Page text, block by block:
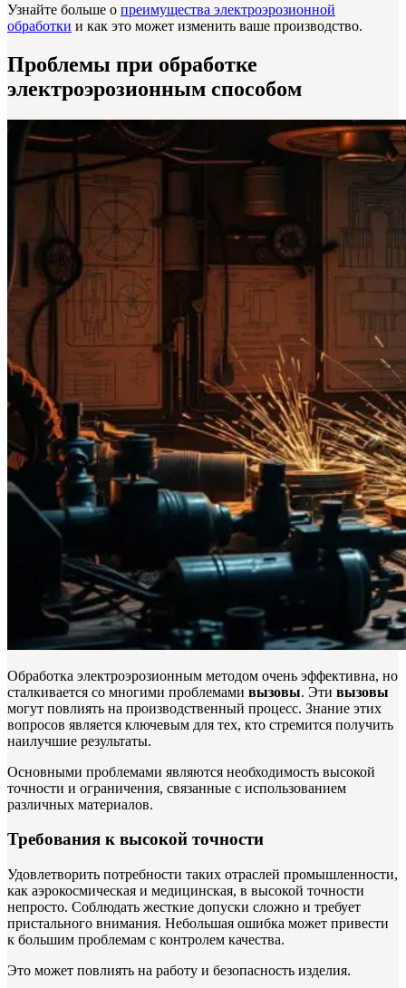
Узнайте больше о преимущества электроэрозионной
обработки и как это может изменить ваше производство.
Проблемы при обработке
электроэрозионным способом
Обработка электроэрозионным методом очень эффективна, но
сталкивается со многими проблемами вызовы. Эти вызовы
могут повлиять на производственный процесс. Знание этих
вопросов является ключевым для тех, кто стремится получить
наилучшие результаты.
Основными проблемами являются необходимость высокой
точности и ограничения, связанные с использованием
различных материалов.
Требования к высокой точности
Удовлетворить потребности таких отраслей промышленности,
как аэрокосмическая и медицинская, в высокой точности
непросто. Соблюдать жесткие допуски сложно и требует
пристального внимания. Небольшая ошибка может привести
к большим проблемам с контролем качества.
Это может повлиять на работу и безопасность изделия.